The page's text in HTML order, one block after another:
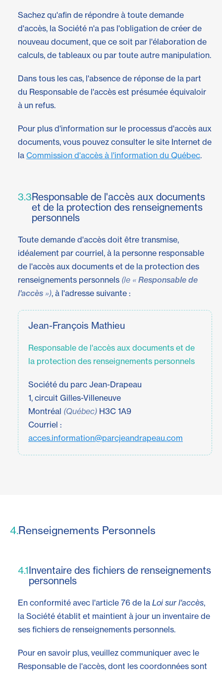
Sachez qu'afin de répondre à toute demande
d'accès, la Société n'a pas l'obligation de créer de
nouveau document, que ce soit par l'élaboration de
calculs, de tableaux ou par toute autre manipulation.
Dans tous les cas, l'absence de réponse de la part
du Responsable de l'accès est présumée équivaloir
à un refus.
Pour plus d'information sur le processus d'accès aux
documents, vous pouvez consulter le site Internet de
la Commission d'accès à l'information du Québec.
3.3Responsable de l'accès aux documents
et de la protection des renseignements
personnels
Toute demande d'accès doit être transmise,
idéalement par courriel, à la personne responsable
de l'accès aux documents et de la protection des
renseignements personnels (le « Responsable de
l'accès »), à l'adresse suivante :
Jean-François Mathieu
Responsable de l'accès aux documents et de
la protection des renseignements personnels
Société du parc Jean-Drapeau
1, circuit Gilles-Villeneuve
Montréal (Québec) H3C 1A9
Courriel :
acces.information@parcjeandrapeau.com
4.Renseignements Personnels
4.1Inventaire des fichiers de renseignements
personnels
En conformité avec l'article 76 de la Loi sur l'accès,
la Société établit et maintient à jour un inventaire de
ses fichiers de renseignements personnels.
Pour en savoir plus, veuillez communiquer avec le
Responsable de l'accès, dont les coordonnées sont